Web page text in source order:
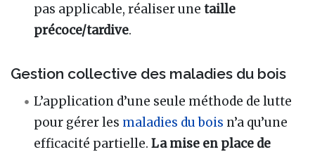
pas applicable, réaliser unetaille
précoce/tardive.
Gestion collective des maladies du bois
L’application d’une seule méthode de lutte
pour gérer les maladies du bois n’a qu’une
efficacité partielle.La mise en place de